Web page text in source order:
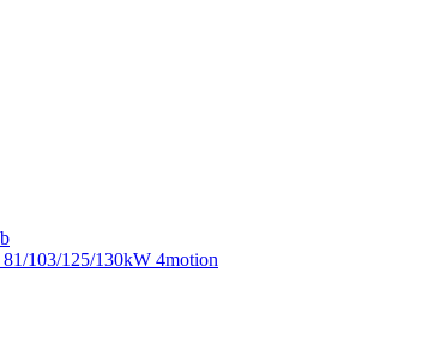
103/125/130kW 4motion